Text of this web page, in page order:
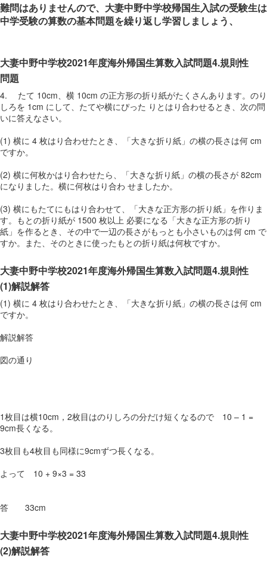
難問はありませんので、大妻中野中学校帰国生入試の受験生は
中学受験の算数の基本問題を繰り返し学習しましょう、
大妻中野中学校2021年度海外帰国生算数入試問題4.規則性
問題
4. たて 10cm、横 10cm の正方形の折り紙がたくさんあります。のり
しろを 1cm にして、たてや横にぴった りとはり合わせるとき、次の問
いに答えなさい。
(1) 横に 4 枚はり合わせたとき、「大きな折り紙」の横の長さは何 cm
ですか。
(2) 横に何枚かはり合わせたら、「大きな折り紙」の横の長さが 82cm
になりました。横に何枚はり合わ せましたか。
(3) 横にもたてにもはり合わせて、「大きな正方形の折り紙」を作りま
す。もとの折り紙が 1500 枚以上 必要になる「大きな正方形の折り
紙」を作るとき、その中で一辺の長さがもっとも小さいものは何 cm で
すか。また、そのときに使ったもとの折り紙は何枚ですか。
大妻中野中学校2021年度海外帰国生算数入試問題4.規則性
(1)解説解答
(1) 横に 4 枚はり合わせたとき、「大きな折り紙」の横の長さは何 cm
ですか。
解説解答
図の通り
1枚目は横10cm，2枚目はのりしろの分だけ短くなるので 10 – 1 =
9cm長くなる。
3枚目も4枚目も同様に9cmずつ長くなる。
よって 10 + 9×3 = 33
答 33cm
大妻中野中学校2021年度海外帰国生算数入試問題4.規則性
(2)解説解答